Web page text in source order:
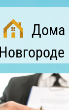
Дома
Новгороде